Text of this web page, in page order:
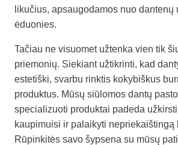
likučius, apsaugodamos nuo dantenų
ėduonies.
Tačiau ne visuomet užtenka vien tik
priemonių. Siekiant užtikrinti, kad
estetiški, svarbu rinktis kokybiškus
produktus. Mūsų siūlomos dantų
specializuoti produktai padeda
kaupimuisi ir palaikyti nepriekaištingą
Rūpinkitės savo šypsena su mūsų